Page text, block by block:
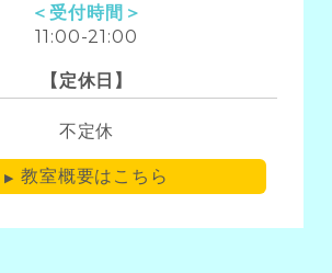
＜受付時間＞
11:00-21:00
【定休日】
不定休
教室概要はこちら